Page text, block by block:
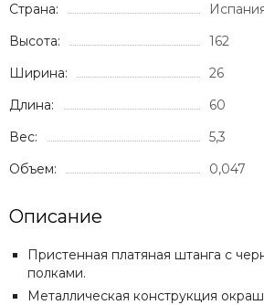
Страна:
Высота:
162
Ширина:
26
Длина:
60
Вес:
5,3
Объем:
0,047
Описание
Пристенная платяная штанга с
полками.
Металлическая конструкция